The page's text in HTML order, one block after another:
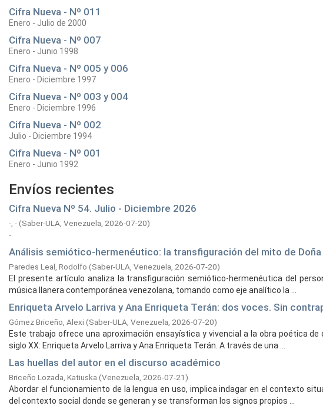
Cifra Nueva - Nº 011
Enero - Julio de 2000
Cifra Nueva - Nº 007
Enero - Junio 1998
Cifra Nueva - Nº 005 y 006
Enero - Diciembre 1997
Cifra Nueva - Nº 003 y 004
Enero - Diciembre 1996
Cifra Nueva - Nº 002
Julio - Diciembre 1994
Cifra Nueva - Nº 001
Enero - Junio 1992
Envíos recientes
Cifra Nueva Nº 54. Julio - Diciembre 2026
-, -(Saber-ULA, Venezuela, 2026-07-20)
-
Análisis semiótico-hermenéutico: la transfiguración del mito de Doña
Paredes Leal, Rodolfo (Saber-ULA, Venezuela, 2026-07-20)
El presente artículo analiza la transfiguración semiótico-hermenéutica del
música llanera contemporánea venezolana, tomando como eje analítico la ...
Enriqueta Arvelo Larriva y Ana Enriqueta Terán: dos voces. Sin
Gómez Briceño, Alexi(Saber-ULA, Venezuela, 2026-07-20)
Este trabajo ofrece una aproximación ensayística y vivencial a la obra poética
siglo XX: Enriqueta Arvelo Larriva y Ana Enriqueta Terán. A través de una ...
Las huellas del autor en el discurso académico
Briceño Lozada, Katiuska (Venezuela, 2026-07-21)
Abordar el funcionamiento de la lengua en uso, implica indagar en el contexto
del contexto social donde se generan y se transforman los signos propios ...